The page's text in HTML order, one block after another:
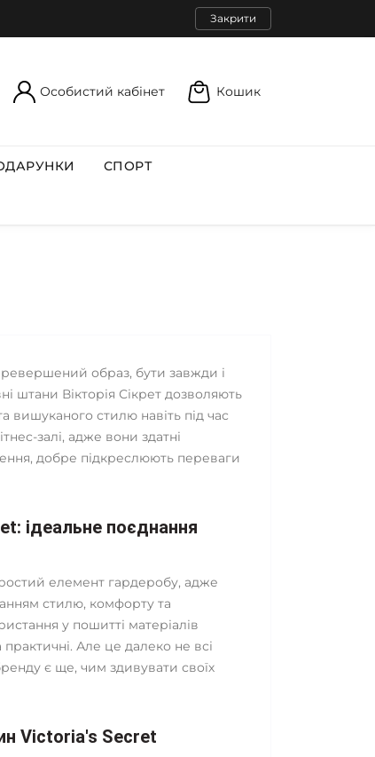
Закрити
Особистий кабінет Кошик
СПОРТ
образ, бути завжди і
штани Вікторія Сікрет дозволяють
вишуканого стилю навіть під час
залі, адже вони здатні
добре підкреслюють переваги
ідеальне поєднання
елемент гардеробу, адже
стилю, комфорту та
у пошитті матеріалів
практичні. Але це далеко не всі
є ще, чим здивувати своїх
Victoria's Secret